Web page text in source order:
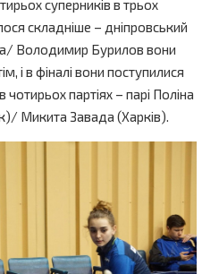
суперників в трьох
складніше – дніпровський
Володимир Бурилов вони
і в фіналі вони поступилися
партіях – парі Поліна
Микита Завада (Харків).